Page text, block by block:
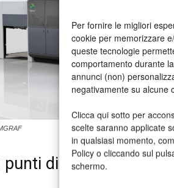
Per fornire le migliori
cookie per memorizzare
queste tecnologie
comportamento durante
annunci (non)
negativamente su alcune
Clicca qui sotto per
scelte saranno applicate
in qualsiasi momento,
Policy o cliccando sul
schermo.
punti di forza della